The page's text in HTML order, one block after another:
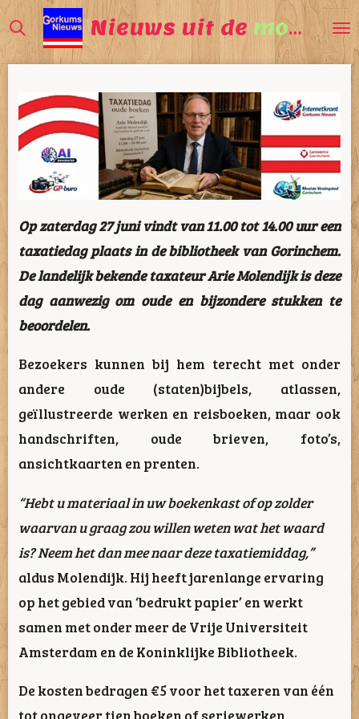
Ga
direct
naar
hoofdinhoud
Nieuws uit de mooiste
Op zaterdag 27 juni vindt van 11.00 tot 14.00 uur een
taxatiedag plaats in de bibliotheek vanGorinchem.
De landelijk bekende taxateurArie Molendijkis deze
dag aanwezig om oude en bijzondere stukken te
beoordelen.
Bezoekers kunnen bij hem terecht met onder
andere oude (staten)bijbels, atlassen,
geïllustreerde werken en reisboeken, maar ook
handschriften, oude brieven, foto’s,
ansichtkaarten en prenten.
“Hebt u materiaal in uw boekenkast of op zolder
waarvan u graag zou willen weten wat het waard
is? Neem het dan mee naar deze taxatiemiddag,”
aldus Molendijk. Hij heeft jarenlange ervaring
op het gebied van ‘bedrukt papier’ en werkt
samen met onder meer de Vrije Universiteit
Amsterdam en de Koninklijke Bibliotheek.
De kosten bedragen €5 voor het taxeren van één
tot ongeveer tien boeken of seriewerken.